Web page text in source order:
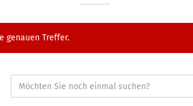
genauen Treffer.